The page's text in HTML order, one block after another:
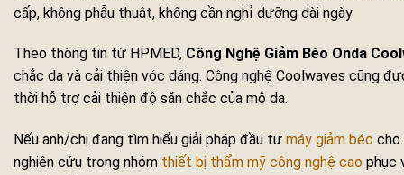
cấp, không phẫu thuật, không cần nghỉ dưỡng dài ngày.
Theo thông tin từ HPMED, Công Nghệ Giảm Béo Onda
chắc da và cải thiện vóc dáng. Công nghệ Coolwaves cũng
thời hỗ trợ cải thiện độ săn chắc của mô da.
Nếu anh/chị đang tìm hiểu giải pháp đầu tư máy giảm béo cho
nghiên cứu trong nhóm thiết bị thẩm mỹ công nghệ cao phục